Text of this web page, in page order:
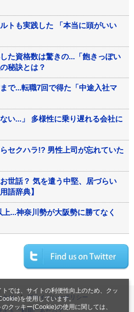
トでは、サイトの利便性向上のため、クッ
を使用しています。
のクッキー(Cookie)の使用に関しては、
トも実践した 「本当に頭がいい
た資格数は驚きの...「飽きっぽい
秘訣とは？
で...転職7回で得た「中途入社マ
い...」 多様性に乗り遅れる会社に
セクハラ!? 男性上司が忘れていた
世話？ 気を遣う中堅、居づらい
語辞典】
...神奈川勢が大阪勢に勝てなく
とは
プライバシーポリシー